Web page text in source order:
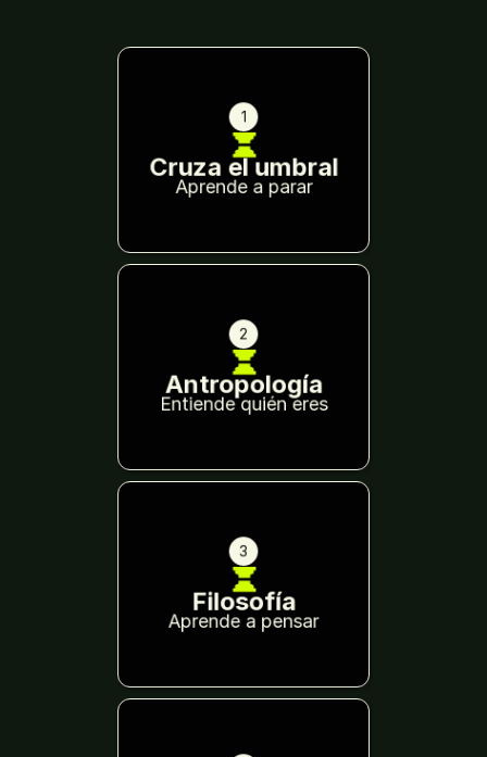
1
Cruza el umbral
Aprende a parar
2
Antropología
Entiende quién eres
3
Filosofía
Aprende a pensar